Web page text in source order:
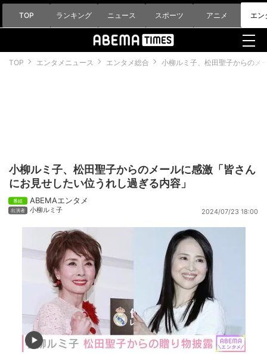
TOP ランキング ニュース スポーツ アニメ エン
TOP エンタメニュース エンタメ総合 小柳ルミ子、松田聖子からのメ
小柳ルミ子、松田聖子からのメールに感激「皆さん
にお見せしたい位うれし過ぎる内容」
ABEMAエンタメ
小柳ルミ子 2024/07/23 18:00